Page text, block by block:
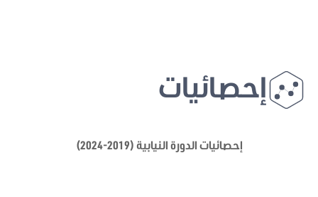
إحصائيات
إحصائيات الدورة النيابية (2019-2024)